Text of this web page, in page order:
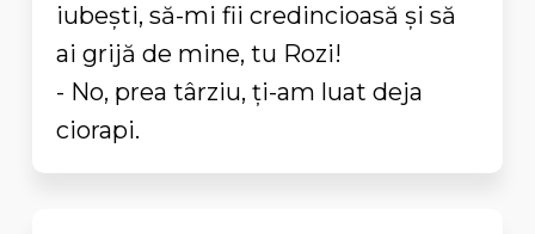
iubești, să-mi fii credincioasă și să
ai grijă de mine, tu Rozi!
- No, prea târziu, ți-am luat deja
ciorapi.